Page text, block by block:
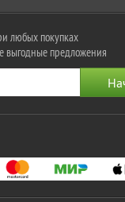
любых покупках
выгодные предложения